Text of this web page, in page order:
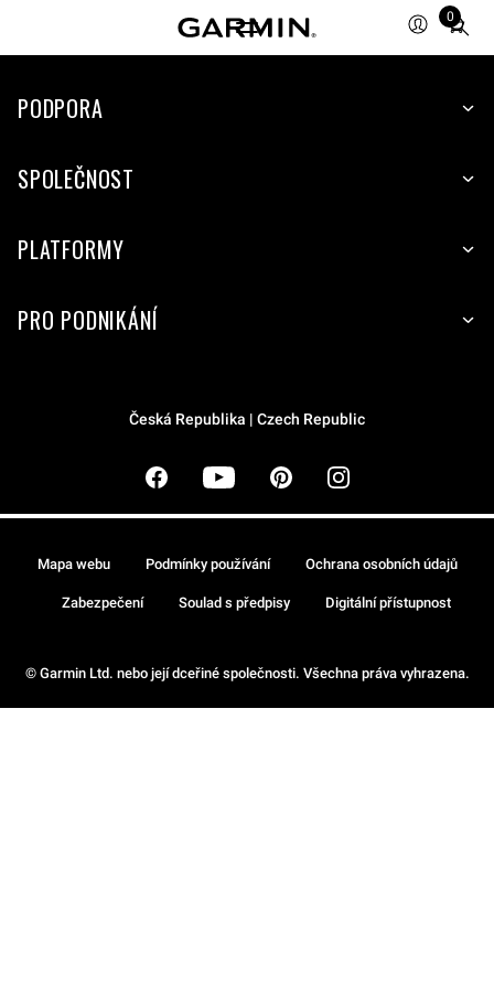
0
Total
PODPORA
SPOLEČNOST
PLATFORMY
PRO PODNIKÁNÍ
Česká Republika | Czech Republic
© Garmin Ltd. nebo její dceřiné společnosti. Všechna práva vyhrazena.
Mapa webu Podmínky používání Ochrana osobních údajů
Zabezpečení Soulad s předpisy Digitální přístupnost